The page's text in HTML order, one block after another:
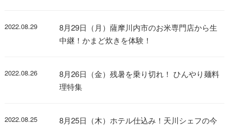
2022.08.29
8月29日（月）薩摩川内市のお米専門店から生
中継！かまど炊きを体験！
2022.08.26
8月26日（金）残暑を乗り切れ！ ひんやり麺料
理特集
2022.08.25
8月25日（木）ホテル仕込み！天川シェフの今